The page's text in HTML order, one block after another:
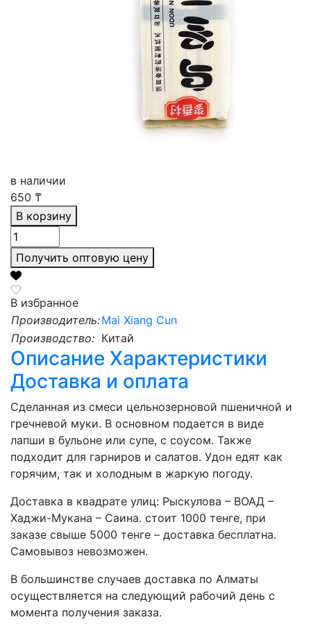
в наличии
650 ₸
В корзину
Получить оптовую цену
В избранное
Производитель:Mai Xiang Cun
Производство: Китай
Описание Характеристики
Доставка и оплата
Сделанная из смеси цельнозерновой пшеничной и
гречневой муки. В основном подается в виде
лапши в бульоне или супе, с соусом. Также
подходит для гарниров и салатов. Удон едят как
горячим, так и холодным в жаркую погоду.
Доставка в квадрате улиц: Рыскулова – ВОАД –
Хаджи-Мукана – Саина. стоит 1000 тенге, при
заказе свыше 5000 тенге – доставка бесплатна.
Самовывоз невозможен.
В большинстве случаев доставка по Алматы
осуществляется на следующий рабочий день с
момента получения заказа.